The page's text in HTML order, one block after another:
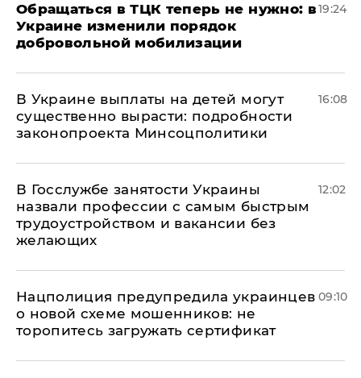
Обращаться в ТЦК теперь не нужно: в
Украине изменили порядок
добровольной мобилизации
19:24
В Украине выплаты на детей могут
существенно вырасти: подробности
законопроекта Минсоцполитики
16:08
В Госслужбе занятости Украины
назвали профессии с самым быстрым
трудоустройством и вакансии без
желающих
12:02
Нацполиция предупредила украинцев
о новой схеме мошенников: не
торопитесь загружать сертификат
09:10